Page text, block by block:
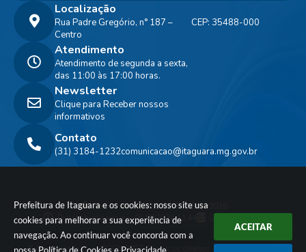
Prefeitura de Itaguara e os cookies: nosso site usa
cookies para melhorar a sua experiência de
navegação. Ao continuar você concorda com a
ACEITAR
Localização
Rua Padre Gregório, n° 187 –
Centro
CEP: 35488-000
Contato
(31) 3184-1232comunicacao@itaguara.mg.gov.br
Atendimento
Atendimento de segunda a sexta,
das 11:00 às 17:00 horas.
Newsletter
Clique para Receber nossos
informativos
Versão do Sistema:3.5.3 - 19/06/2026
Portal atualizado em:06/08/2026 11:44 Dados Abertos
© Copyright Instar - 2006-2026. Todos os direitos